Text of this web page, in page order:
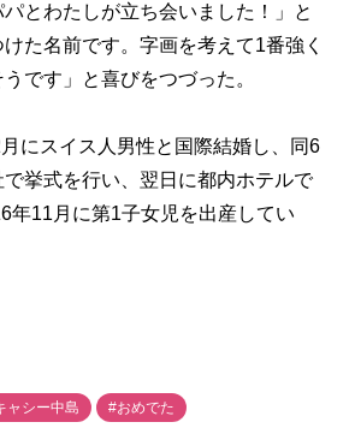
とわたしが立ち会いました！」と
た名前です。字画を考えて1番強く
です」と喜びをつづった。
にスイス人男性と国際結婚し、同6
挙式を行い、翌日に都内ホテルで
年11月に第1子女児を出産してい
ャシー中島 #おめでた